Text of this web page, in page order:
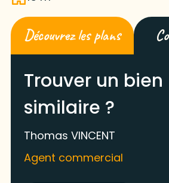
Découvrez les plans
Trouver un bien
similaire ?
Thomas VINCENT
Agent commercial